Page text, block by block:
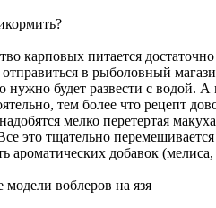
карповых питается
в рыболовный
нужно будет развести с водой.
тем более что рецепт
мелко перетертая
это тщательно
ароматических добавок
воблеров на язя